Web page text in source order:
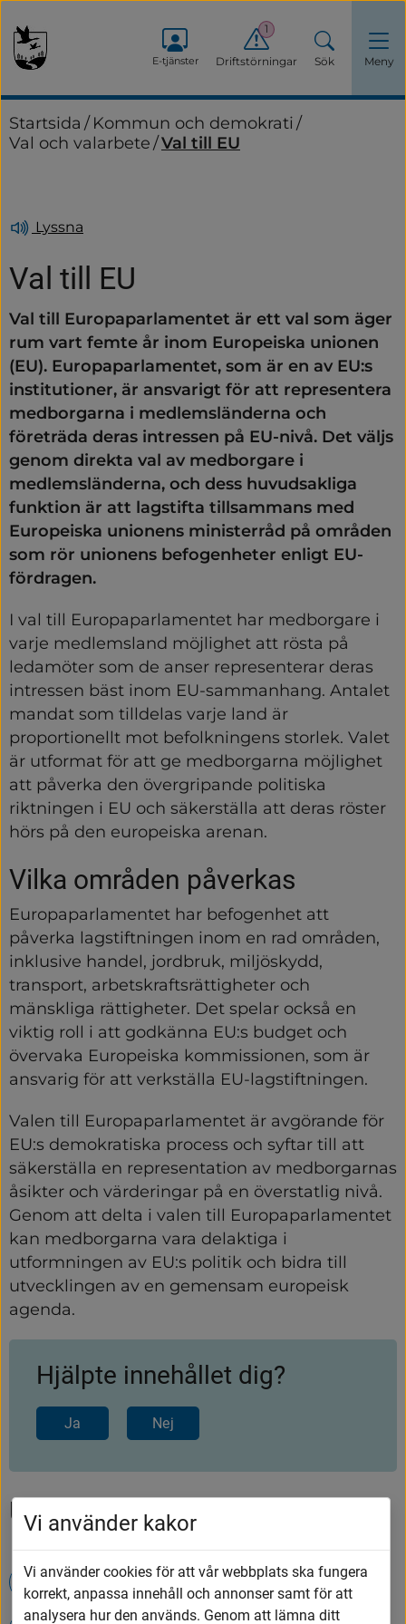
E-tjänster Driftstörningar
1
Sök Meny
Startsida / Kommun och demokrati/
Val och valarbete/Val till EU
Lyssna
Val till EU
Val till Europaparlamentet är ett val som äger
rum vart femte år inom Europeiska unionen
(EU). Europaparlamentet, som är en av EU:s
institutioner, är ansvarigt för att representera
medborgarna i medlemsländerna och
företräda deras intressen på EU-nivå. Det väljs
genom direkta val av medborgare i
medlemsländerna, och dess huvudsakliga
funktion är att lagstifta tillsammans med
Europeiska unionens ministerråd på områden
som rör unionens befogenheter enligt EU-
fördragen.
I val till Europaparlamentet har medborgare i
varje medlemsland möjlighet att rösta på
ledamöter som de anser representerar deras
intressen bäst inom EU-sammanhang. Antalet
mandat som tilldelas varje land är
proportionellt mot befolkningens storlek. Valet
är utformat för att ge medborgarna möjlighet
att påverka den övergripande politiska
riktningen i EU och säkerställa att deras röster
hörs på den europeiska arenan.
Vilka områden påverkas
Europaparlamentet har befogenhet att
påverka lagstiftningen inom en rad områden,
inklusive handel, jordbruk, miljöskydd,
transport, arbetskraftsrättigheter och
mänskliga rättigheter. Det spelar också en
viktig roll i att godkänna EU:s budget och
övervaka Europeiska kommissionen, som är
ansvarig för att verkställa EU-lagstiftningen.
Valen till Europaparlamentet är avgörande för
EU:s demokratiska process och syftar till att
säkerställa en representation av medborgarnas
åsikter och värderingar på en överstatlig nivå.
Genom att delta i valen till Europaparlamentet
kan medborgarna vara delaktiga i
utformningen av EU:s politik och bidra till
utvecklingen av en gemensam europeisk
agenda.
Hjälpte innehållet dig?
Ja Nej
Upptäck mer
Evenemang
Vi använder kakor
Vi använder cookies för att vår webbplats ska fungera
korrekt, anpassa innehåll och annonser samt för att
analysera hur den används. Genom att lämna ditt